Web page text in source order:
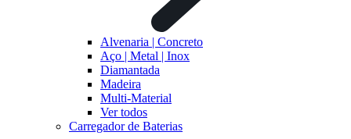
Alvenaria | Concreto
Aço | Metal | Inox
Diamantada
Madeira
Multi-Material
Ver todos
Carregador de Baterias